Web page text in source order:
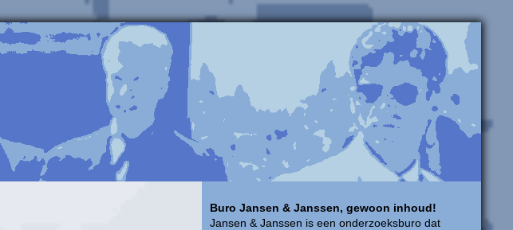
Buro Jansen & Janssen, gewoon inhoud!
Jansen & Janssen is een onderzoeksburo dat